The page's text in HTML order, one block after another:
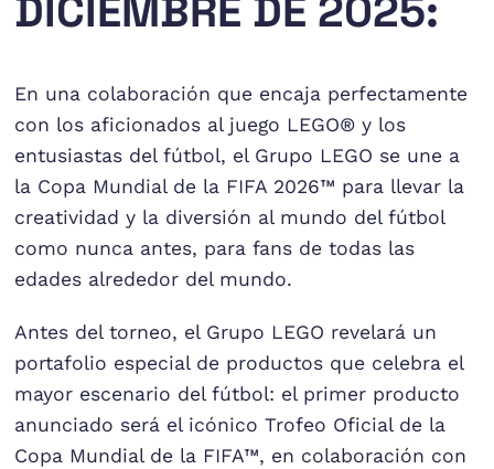
En una colaboración que encaja perfectamente
con los aficionados al juego LEGO® y los
entusiastas del fútbol, el Grupo LEGO se une a
la Copa Mundial de la FIFA 2026™ para llevar la
creatividad y la diversión al mundo del fútbol
como nunca antes, para fans de todas las
edades alrededor del mundo.
Antes del torneo, el Grupo LEGO revelará un
portafolio especial de productos que celebra el
mayor escenario del fútbol: el primer producto
anunciado será el icónico Trofeo Oficial de la
Copa Mundial de la FIFA™, en colaboración con